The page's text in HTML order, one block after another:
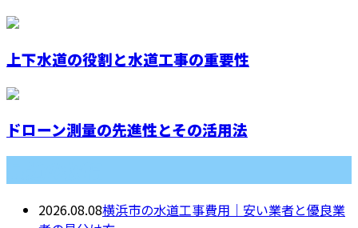
上下水道の役割と水道工事の重要性
ドローン測量の先進性とその活用法
2026.08.08横浜市の水道工事費用｜安い業者と優良業